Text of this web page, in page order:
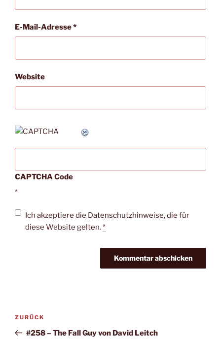
E-Mail-Adresse*
Website
CAPTCHA Code
*
Ich akzeptiere die Datenschutzhinweise, die für
diese Website gelten.*
Beitragsnavigation
Vorheriger
Beitrag
ZURÜCK
#258 – The Fall Guy von David Leitch